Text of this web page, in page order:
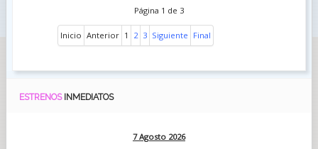
Página 1 de 3
Inicio Anterior 1 2 3 Siguiente Final
ESTRENOS INMEDIATOS
7 Agosto 2026